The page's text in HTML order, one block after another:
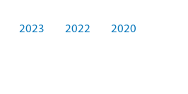
2023 2022
2020